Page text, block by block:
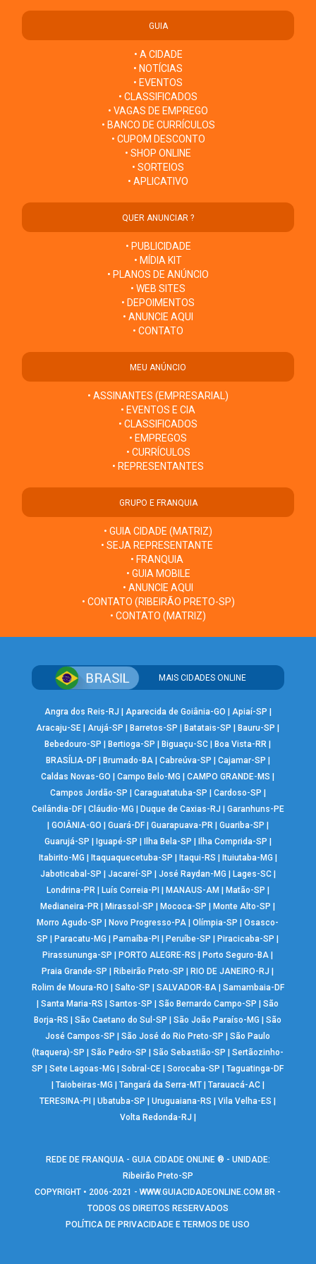
GUIA
• A CIDADE
• NOTÍCIAS
• EVENTOS
• CLASSIFICADOS
• VAGAS DE EMPREGO
• BANCO DE CURRÍCULOS
• CUPOM DESCONTO
• SHOP ONLINE
• SORTEIOS
• APLICATIVO
QUER ANUNCIAR ?
• PUBLICIDADE
• MÍDIA KIT
• PLANOS DE ANÚNCIO
• WEB SITES
• DEPOIMENTOS
• ANUNCIE AQUI
• CONTATO
MEU ANÚNCIO
• ASSINANTES (EMPRESARIAL)
• EVENTOS E CIA
• CLASSIFICADOS
• EMPREGOS
• CURRÍCULOS
• REPRESENTANTES
GRUPO E FRANQUIA
• GUIA CIDADE (MATRIZ)
• SEJA REPRESENTANTE
• FRANQUIA
• GUIA MOBILE
• ANUNCIE AQUI
• CONTATO (RIBEIRÃO PRETO-SP)
• CONTATO (MATRIZ)
MAIS CIDADES ONLINE
Angra dos Reis-RJ Aparecida de Goiânia-GO Apiaí-SP
Aracaju-SE |Arujá-SP Barretos-SP Batatais-SP Bauru-SP
Bebedouro-SP
Bertioga-SP Biguaçu-SC Boa Vista-RR
BRASÍLIA-DF| Brumado-BA| Cabreúva-SP Cajamar-SP
Caldas Novas-GO
|Campo Belo-MG |CAMPO GRANDE-MS
Campos Jordão-SP
Caraguatatuba-SP Cardoso-SP
Ceilândia-DF| Cláudio-MG Duque de Caxias-RJ
Garanhuns-PE
GOIÂNIA-GO Guará-DF| Guarapuava-PR| Guariba-SP
Guarujá-SP
Iguapé-SP Ilha Bela-SP Ilha Comprida-SP
Itabirito-MG
Itaquaquecetuba-SP Itaqui-RS Ituiutaba-MG
Jaboticabal-SP
Jacareí-SP José Raydan-MG Lages-SC|
Londrina-PR| Luís Correia-PI MANAUS-AM Matão-SP
Medianeira-PR
Mirassol-SP Mococa-SP Monte Alto-SP
Morro Agudo-SP
Novo Progresso-PA |Olímpia-SP |Osasco-
SP
Paracatu-MG Parnaíba-PI Peruíbe-SP Piracicaba-SP
Pirassununga-SP
PORTO ALEGRE-RS Porto Seguro-BA
Praia Grande-SP
Ribeirão Preto-SP RIO DE JANEIRO-RJ
Rolim de Moura-RO
Salto-SP SALVADOR-BA| Samambaia-DF
|Santa Maria-RS |Santos-SP |São Bernardo Campo-SP |São
Borja-RS
|São Caetano do Sul-SP |São João Paraíso-MG |São
José Campos-SP
|São José do Rio Preto-SP |São Paulo
(Itaquera)-SP
|São Pedro-SP |São Sebastião-SP |Sertãozinho-
SP
|Sete Lagoas-MG |Sobral-CE |Sorocaba-SP |Taguatinga-DF
Taiobeiras-MG Tangará da Serra-MT| Tarauacá-AC|
TERESINA-PI
|Ubatuba-SP |Uruguaiana-RS |Vila Velha-ES
Volta Redonda-RJ
REDE DE FRANQUIA - GUIA CIDADE ONLINE ® - UNIDADE:
Ribeirão Preto-SP
COPYRIGHT • 2006-2021 -WWW.GUIACIDADEONLINE.COM.BR -
TODOS OS DIREITOS RESERVADOS
POLÍTICA DE PRIVACIDADE E TERMOS DE USO